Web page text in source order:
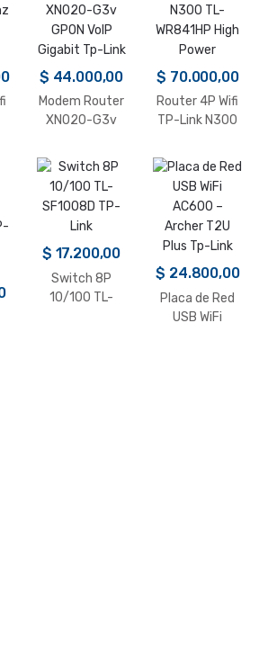
$ 44.000,00
Modem Router
XN020-G3v
Gigabit Tp-Link
$ 70.000,00
Router 4P Wifi
TP-Link N300
High Power
$ 17.200,00
Switch 8P
10/100 TL-
$ 24.800,00
Placa de Red
USB WiFi